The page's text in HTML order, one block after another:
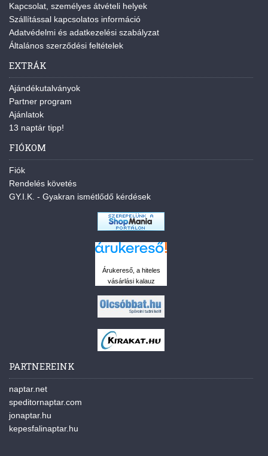
Kapcsolat, személyes átvételi helyek
Szállítással kapcsolatos információ
Adatvédelmi és adatkezelési szabályzat
Általános szerződési feltételek
EXTRÁK
Ajándékutalványok
Partner program
Ajánlatok
13 naptár tipp!
FIÓKOM
Fiók
Rendelés követés
GY.I.K. - Gyakran ismétlődő kérdések
Árukereső, a hiteles
vásárlási kalauz
PARTNEREINK
naptar.net
speditornaptar.com
jonaptar.hu
kepesfalinaptar.hu